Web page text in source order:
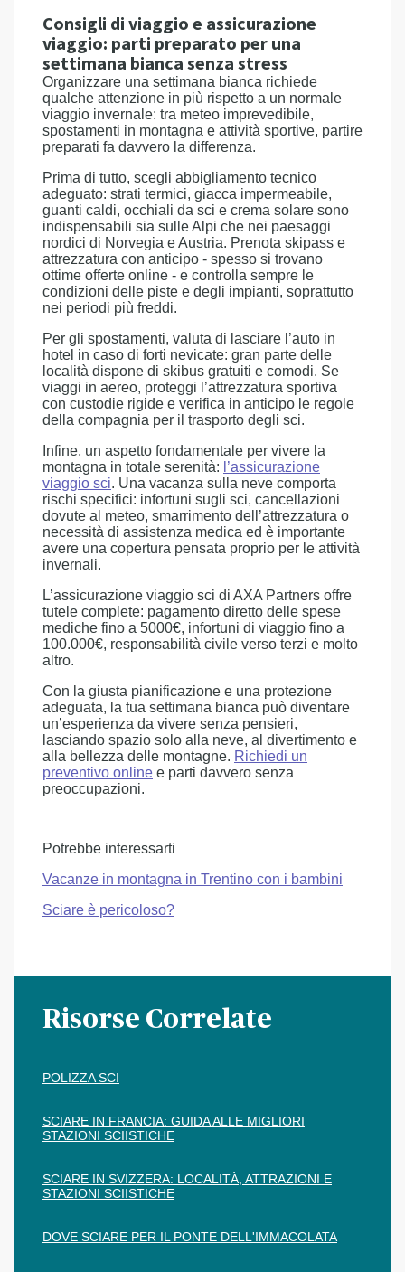
Consigli di viaggio e assicurazione
viaggio: parti preparato per una
settimana bianca senza stress
Organizzare una settimana bianca richiede
qualche attenzione in più rispetto a un normale
viaggio invernale: tra meteo imprevedibile,
spostamenti in montagna e attività sportive, partire
preparati fa davvero la differenza.
Prima di tutto, scegli abbigliamento tecnico
adeguato: strati termici, giacca impermeabile,
guanti caldi, occhiali da sci e crema solare sono
indispensabili sia sulle Alpi che nei paesaggi
nordici di Norvegia e Austria. Prenota skipass e
attrezzatura con anticipo - spesso si trovano
ottime offerte online - e controlla sempre le
condizioni delle piste e degli impianti, soprattutto
nei periodi più freddi.
Per gli spostamenti, valuta di lasciare l’auto in
hotel in caso di forti nevicate: gran parte delle
località dispone di skibus gratuiti e comodi. Se
viaggi in aereo, proteggi l’attrezzatura sportiva
con custodie rigide e verifica in anticipo le regole
della compagnia per il trasporto degli sci.
Infine, un aspetto fondamentale per vivere la
montagna in totale serenità: l’assicurazione
viaggio sci. Una vacanza sulla neve comporta
rischi specifici: infortuni sugli sci, cancellazioni
dovute al meteo, smarrimento dell’attrezzatura o
necessità di assistenza medica ed è importante
avere una copertura pensata proprio per le attività
invernali.
L’assicurazione viaggio sci di AXA Partners offre
tutele complete: pagamento diretto delle spese
mediche fino a 5000€, infortuni di viaggio fino a
100.000€, responsabilità civile verso terzi e molto
altro.
Con la giusta pianificazione e una protezione
adeguata, la tua settimana bianca può diventare
un’esperienza da vivere senza pensieri,
lasciando spazio solo alla neve, al divertimento e
alla bellezza delle montagne. Richiedi un
preventivo online e parti davvero senza
preoccupazioni.
Potrebbe interessarti
Vacanze in montagna in Trentino con i bambini
Sciare è pericoloso?
Risorse Correlate
POLIZZA SCI
SCIARE IN FRANCIA: GUIDA ALLE MIGLIORI
STAZIONI SCIISTICHE
SCIARE IN SVIZZERA: LOCALITÀ, ATTRAZIONI E
STAZIONI SCIISTICHE
DOVE SCIARE PER IL PONTE DELL'IMMACOLATA